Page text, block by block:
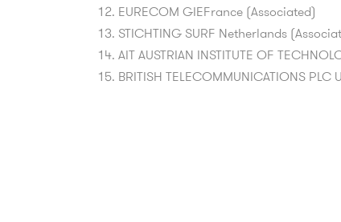
EURECOM GIEFrance (Associated)
STICHTING SURF Netherlands
AIT AUSTRIAN INSTITUTE OF
BRITISH TELECOMMUNICATIONS